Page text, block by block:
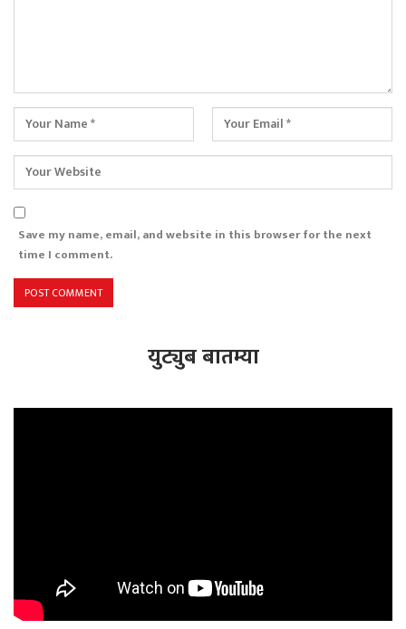
Save my name, email, and website in this browser for the next
time I comment.
युट्युब बातम्या